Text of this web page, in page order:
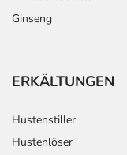
Ginseng
ERKÄLTUNGEN
Hustenstiller
Hustenlöser